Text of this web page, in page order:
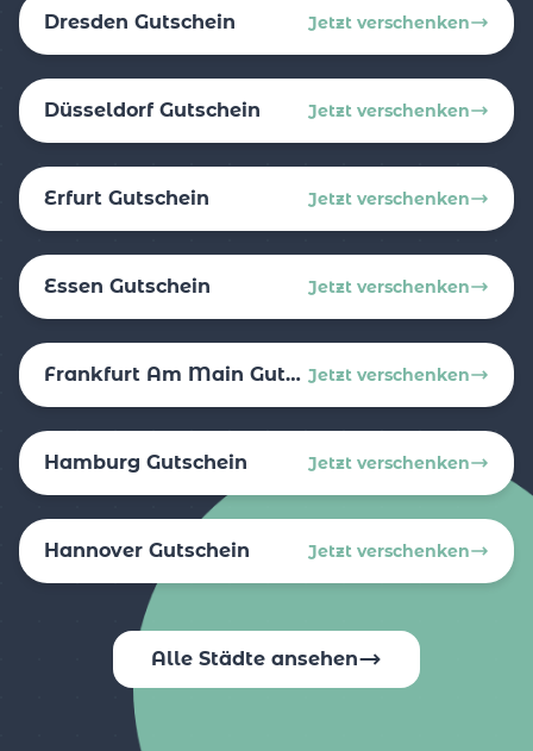
Dresden Gutschein Jetzt verschenken
Düsseldorf Gutschein Jetzt verschenken
Erfurt Gutschein Jetzt verschenken
Essen Gutschein Jetzt verschenken
Frankfurt Am Main Gutschein Jetzt verschenken
Hamburg Gutschein Jetzt verschenken
Hannover Gutschein Jetzt verschenken
Alle Städte ansehen